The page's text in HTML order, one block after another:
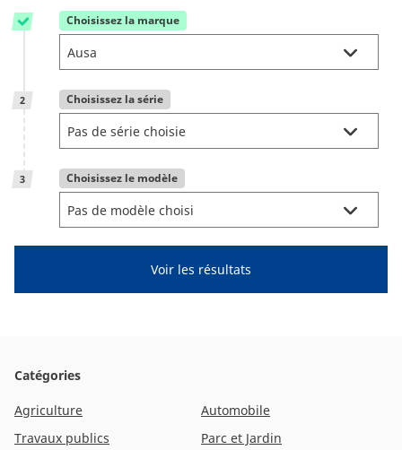
Contact
TotalSource
Glassinter
Energic Plus
CAM attachments
1 Choisissez la marque
2 Choisissez la série
3 Choisissez le modèle
Catégories
Agriculture
Automobile
Travaux publics
Parc et Jardin